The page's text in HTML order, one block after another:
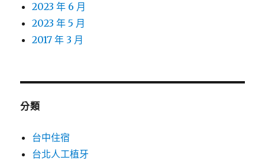
2023 年 6 月
2023 年 5 月
2017 年 3 月
分類
台中住宿
台北人工植牙